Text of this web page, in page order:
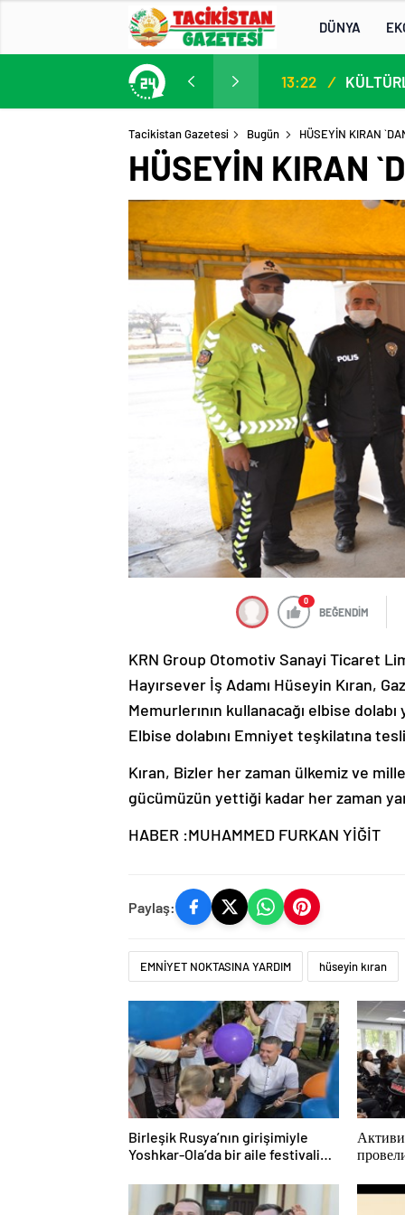
DÜNYA
13. AB-Orta Asya Yüksek Düzeyli Siyasi ve Güvenlik Diyaloğuna Katılım 13:22 /
Tacikistan Gazetesi Bugün HÜSEYİN KIRAN
HÜSEYİN KIRAN
0
BEĞENDİM
KRN Group Otomotiv Sanayi Ticaret
Hayırsever İş Adamı Hüseyin Kıran,
Memurlerının kullanacağı elbise
Elbise dolabını Emniyet teşkilatına
Kıran, Bizler her zaman ülkemiz ve
gücümüzün yettiği kadar her zaman
HABER :MUHAMMED FURKAN YİĞİT
Paylaş:
EMNİYET NOKTASINA YARDIM hüseyin kıran
Birleşik Rusya’nın girişimiyle
Yoshkar-Ola’da bir aile festivali
для